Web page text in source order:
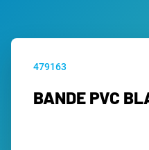
479163
BANDE PVC